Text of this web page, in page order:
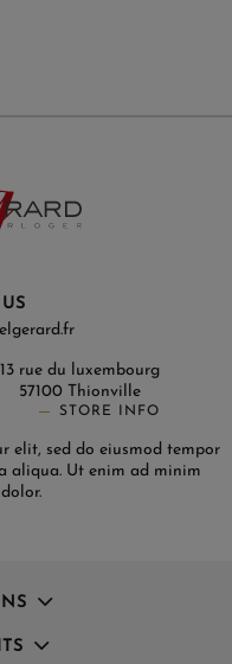
13 rue du luxembourg
57100 Thionville
STORE INFO
elit, sed do eiusmod tempor
aliqua. Ut enim ad minim